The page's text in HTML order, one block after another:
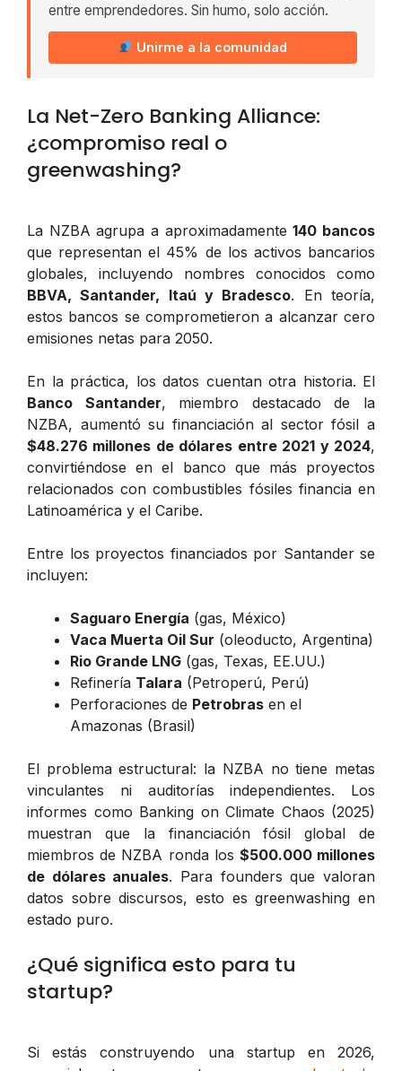
entre emprendedores. Sin humo, solo acción.
Unirme a la comunidad
La Net-Zero Banking Alliance:
¿compromiso real o
greenwashing?
La NZBA agrupa a aproximadamente140 bancos
que representan el 45% de los activos bancarios
globales, incluyendo nombres conocidos como
BBVA, Santander, Itaú y Bradesco. En teoría,
estos bancos se comprometieron a alcanzar cero
emisiones netas para 2050.
En la práctica, los datos cuentan otra historia. El
Banco Santander, miembro destacado de la
NZBA, aumentó su financiación al sector fósil a
$48.276 millones de dólares entre 2021 y 2024,
convirtiéndose en el banco que más proyectos
relacionados con combustibles fósiles financia en
Latinoamérica y el Caribe.
Entre los proyectos financiados por Santander se
incluyen:
Saguaro Energía (gas, México)
Vaca Muerta Oil Sur (oleoducto, Argentina)
Rio Grande LNG (gas, Texas, EE.UU.)
Refinería Talara (Petroperú, Perú)
Perforaciones de Petrobras en el
Amazonas (Brasil)
El problema estructural: la NZBA no tiene metas
vinculantes ni auditorías independientes. Los
informes como Banking on Climate Chaos (2025)
muestran que la financiación fósil global de
miembros de NZBA ronda los $500.000 millones
de dólares anuales. Para founders que valoran
datos sobre discursos, esto es greenwashing en
estado puro.
¿Qué significa esto para tu
startup?
Si estás construyendo una startup en 2026,